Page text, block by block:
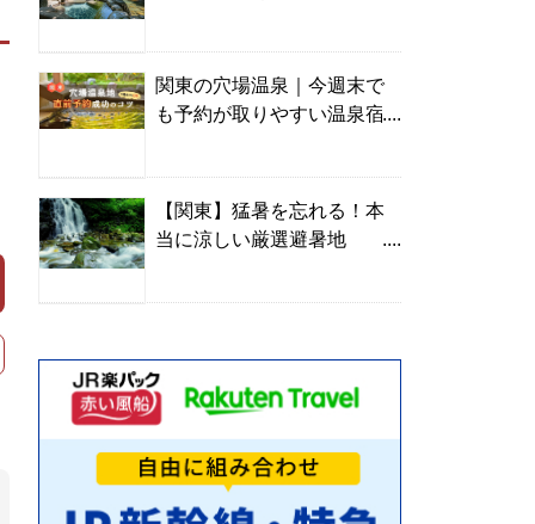
関東の穴場温泉｜今週末で
も予約が取りやすい温泉宿
【関東】猛暑を忘れる！本
当に涼しい厳選避暑地